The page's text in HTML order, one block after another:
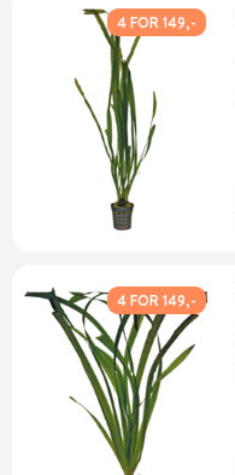
4 FOR 149,-
4 FOR 149,-